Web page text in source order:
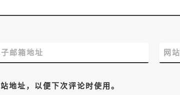
子邮箱地址 网
地址，以便下次评论时使用。